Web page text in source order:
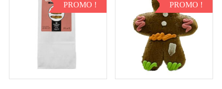
PROMO ! PROMO !